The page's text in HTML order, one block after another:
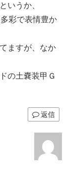
いうか、
彩で表情豊か
ますが、なか
の土嚢装甲Ｇ
返信